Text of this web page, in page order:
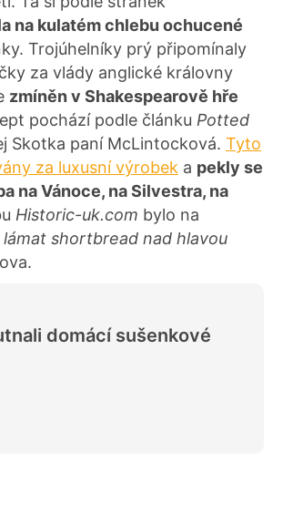
na kulatém chlebu ochucené
Trojúhelníky prý připomínaly
za vlády anglické královny
zmíněn v Shakespearově hře
pochází podle článku Potted
Skotka paní McLintocková. Tyto
za luxusní výrobek a pekly se
na Vánoce, na Silvestra, na
Historic-uk.com bylo na
lámat shortbread nad hlavou
domácí sušenkové